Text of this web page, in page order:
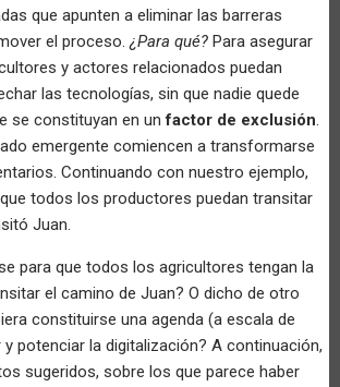
que apunten a eliminar las barreras
el proceso.¿Para qué? Para asegurar
y actores relacionados puedan
las tecnologías, sin que nadie quede
se constituyan en un factor de exclusión.
emergente comiencen a transformarse
Continuando con nuestro ejemplo,
todos los productores puedan transitar
Juan.
para que todos los agricultores tengan la
el camino de Juan? O dicho de otro
constituirse una agenda (a escala de
y potenciar la digitalización? A continuación,
sugeridos, sobre los que parece haber